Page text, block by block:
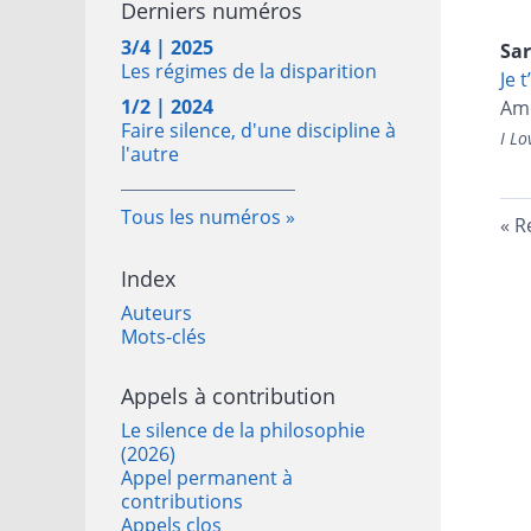
Derniers numéros
3/4 | 2025
Les régimes de la disparition
1/2 | 2024
Faire silence, d'une discipline à
l'autre
Tous les numéros
Index
Auteurs
Mots-clés
Appels à contribution
Le silence de la philosophie
(2026)
Appel permanent à
contributions
Appels clos
Je
I